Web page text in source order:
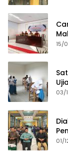
15/
03/
01/